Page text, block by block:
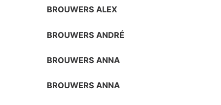
BROUWERS ALEX
BROUWERS ANDRÉ
BROUWERS ANNA
BROUWERS ANNA